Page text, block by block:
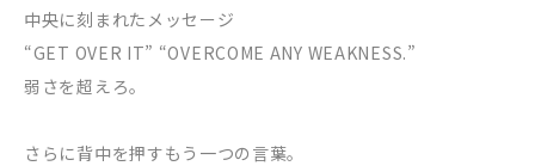
中央に刻まれたメッセージ
“GET OVER IT” “OVERCOME ANY WEAKNESS.”
弱さを超えろ。
さらに背中を押すもう一つの言葉。